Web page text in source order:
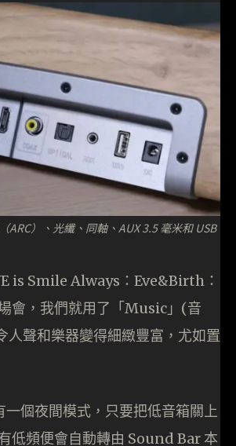
ARC）、光纖、同軸、AUX 3.5 毫米和 USB
is Smile Always：Eve&Birth：
會，我們就用了「Music」(音
人聲和樂器變得細緻豐富，尤如置
一個夜間模式，只要把低音箱關上
低頻便會自動轉由 Sound Bar 本